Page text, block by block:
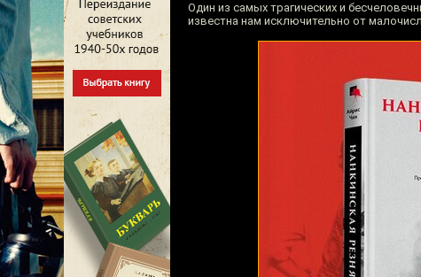
Один из самых трагических и
известна нам исключительно от